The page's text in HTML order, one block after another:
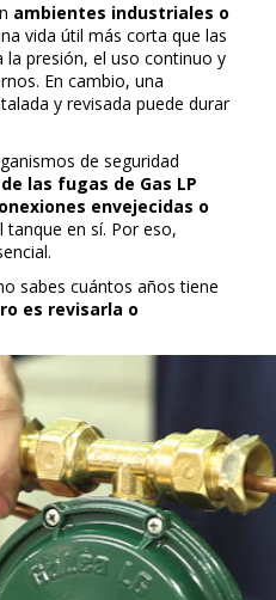
ambientes industriales o
vida útil más corta que las
la presión, el uso continuo y
En cambio, una
y revisada puede durar
de seguridad
las fugas de Gas LP
envejecidas o
tanque en sí. Por eso,
sabes cuántos años tiene
es revisarla o